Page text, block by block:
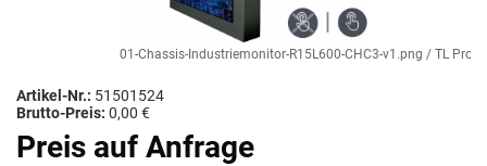
01-Chassis-Industriemonitor-R15L600-CHC3-v1.png / TL
Artikel-Nr.: 51501524
Brutto-Preis: 0,00 €
Preis auf Anfrage